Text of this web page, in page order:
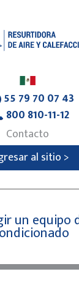
55 79 70 07 43
800 810-11-12
Contacto
al sitio >
un equipo